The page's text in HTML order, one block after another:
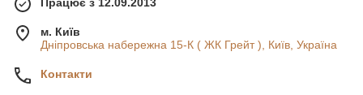
м. Київ
Дніпровська набережна 15-К ( ЖК Грейт ), Київ, Україна
Контакти